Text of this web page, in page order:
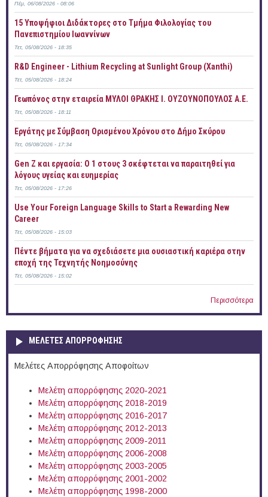
Πέμ, 06/08/2026 - 08:06
15 Υποψήφιοι Διδάκτορες στο Τμήμα Φιλολογίας του
Πανεπιστημίου Ιωαννίνων
Τετ, 05/08/2026 - 18:35
R&D Engineer - Lithium Recycling at Sunlight Group (Xanthi)
Τετ, 05/08/2026 - 18:24
Γεωπόνος στην εταιρεία ΜΥΛΟΙ ΘΡΑΚΗΣ Ι. ΟΥΖΟΥΝΟΠΟΥΛΟΣ Α.Ε.
Τετ, 05/08/2026 - 18:11
Εργάτης με Σύμβαση Ορισμένου Χρόνου στο Δήμο Σκύρου
Τετ, 05/08/2026 - 17:34
Gen Z και εργασία: Ο 1 στους 3 σκέφτεται να παραιτηθεί για
λόγους υγείας και ευημερίας
Τετ, 05/08/2026 - 17:26
Use Your Foreign Language Skills to Start a Rewarding New
Career
Τετ, 05/08/2026 - 15:03
Πέντε βήματα για να σχεδιάσετε μια ουσιαστική καριέρα στην
εποχή της Τεχνητής Νοημοσύνης
Τετ, 05/08/2026 - 15:02
Περισσότερα
ΜΕΛΕΤΕΣ ΑΠΟΡΡΟΦΗΣΗΣ
Μελέτες Απορρόφησης Αποφοίτων
Μελέτη απορρόφησης 2020-2021
Μελέτη απορρόφησης 2018-2019
Μελέτη απορρόφησης 2016-2017
Μελέτη απορρόφησης 2012-2013
Μελέτη απορρόφησης 2009-2011
Μελέτη απορρόφησης 2006-2008
Μελέτη απορρόφησης 2003-2005
Μελέτη απορρόφησης 2001-2002
Μελέτη απορρόφησης 1998-2000